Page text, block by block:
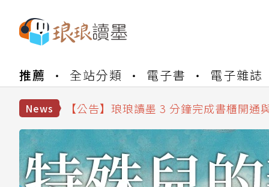
推薦 全站分類 電子書 電子雜誌
News
【公告】琅琅讀墨數位閱讀資產合併與
【公告】琅琅讀墨 3 分鐘完成書櫃開
【公告】琅琅讀墨數位閱讀資產合併與